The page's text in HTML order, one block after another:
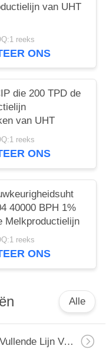
van UHT
reeks
ONS
die 200 TPD de
van UHT
reeks
ONS
40000 BPH 1%
Melkproductielijn
reeks
ONS
Alle
De Vullende Lijn Van De Monoblockmelk